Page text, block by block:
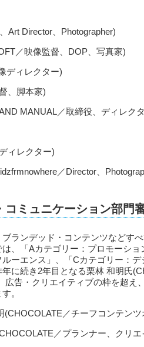
Art Director、Photographer)
／映像監督、DOP、写真家)
ディレクター)
、脚本家)
MANUAL／取締役、ディレク
ィレクター)
／Director、
コミュニケーション部門
ランデッド・コンテンツなどす
、「Aカテゴリー：プロモーシ
ーエンス」、「Cカテゴリー：
に続き2年目となる栗林 和明氏
広告・クリエイティブの枠を超え
。
(CHOCOLATE／チーフコンテンツ
／プランナー、クリ